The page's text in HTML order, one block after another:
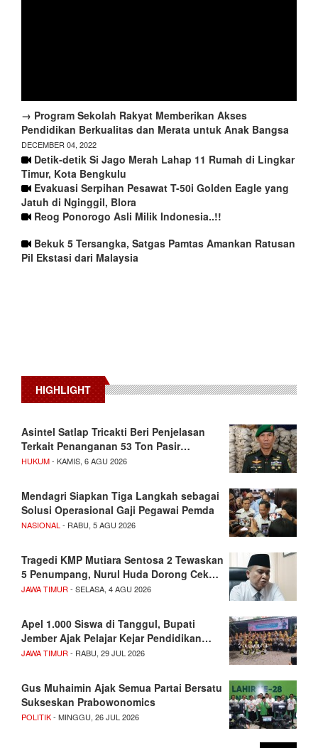
→ Program Sekolah Rakyat Memberikan Akses
Pendidikan Berkualitas dan Merata untuk Anak Bangsa
DECEMBER 04, 2022
Detik-detik Si Jago Merah Lahap 11 Rumah di Lingkar
Timur, Kota Bengkulu
Evakuasi Serpihan Pesawat T-50i Golden Eagle yang
Jatuh di Nginggil, Blora
Reog Ponorogo Asli Milik Indonesia..!!
Bekuk 5 Tersangka, Satgas Pamtas Amankan Ratusan
Pil Ekstasi dari Malaysia
HIGHLIGHT
Asintel Satlap Tricakti Beri Penjelasan
Terkait Penanganan 53 Ton Pasir…
HUKUM- KAMIS, 6 AGU 2026
Mendagri Siapkan Tiga Langkah sebagai
Solusi Operasional Gaji Pegawai Pemda
NASIONAL - RABU, 5 AGU 2026
Tragedi KMP Mutiara Sentosa 2 Tewaskan
5 Penumpang, Nurul Huda Dorong Cek…
JAWA TIMUR - SELASA, 4 AGU 2026
Apel 1.000 Siswa di Tanggul, Bupati
Jember Ajak Pelajar Kejar Pendidikan…
JAWA TIMUR - RABU, 29 JUL 2026
Gus Muhaimin Ajak Semua Partai Bersatu
Sukseskan Prabowonomics
POLITIK- MINGGU, 26 JUL 2026